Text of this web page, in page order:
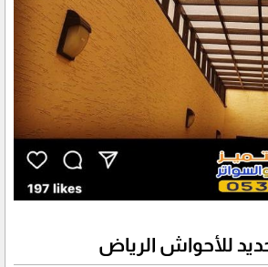
للأحواش الرياض